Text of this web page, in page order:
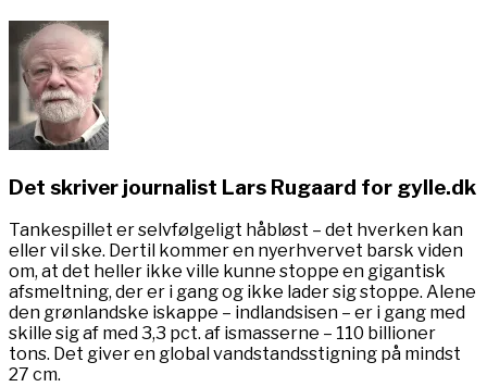
Det skriver journalist Lars Rugaard for gylle.dk
Tankespillet er selvfølgeligt håbløst – det hverken kan
eller vil ske. Dertil kommer en nyerhvervet barsk viden
om, at det heller ikke ville kunne stoppe en gigantisk
afsmeltning, der er i gang og ikke lader sig stoppe. Alene
den grønlandske iskappe – indlandsisen – er i gang med
skille sig af med 3,3 pct. af ismasserne – 110 billioner
tons. Det giver en global vandstandsstigning på mindst
27 cm.